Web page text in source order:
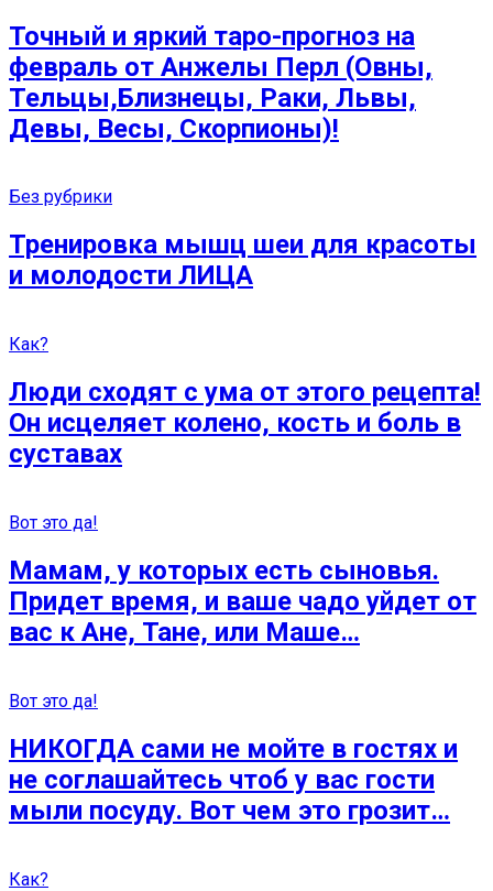
Точный и яркий таро-прогноз на
февраль от Анжелы Перл (Овны,
Тельцы,Близнецы, Раки, Львы,
Девы, Весы, Скорпионы)!
Без рубрики
Тренировка мышц шеи для красоты
и молодости ЛИЦА
Как?
Люди сходят с ума от этого рецепта!
Он исцеляет колено, кость и боль в
суставах
Вот это да!
Мамам, у которых есть сыновья.
Придет время, и ваше чадо уйдет от
вас к Ане, Тане, или Маше…
Вот это да!
НИКОГДА сами не мойте в гостях и
не соглашайтесь чтоб у вас гости
мыли посуду. Вот чем это грозит…
Как?